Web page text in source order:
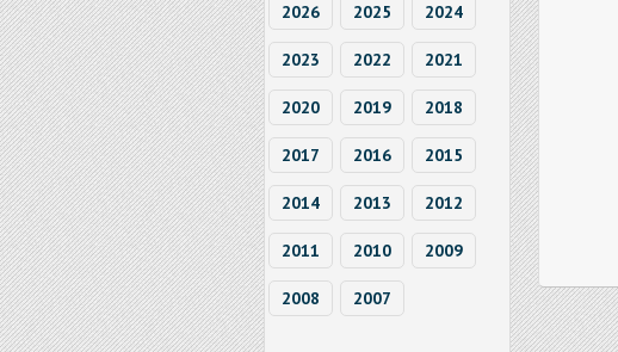
2026
2025 2024
2023 2022 2021
2020 2019 2018
2017 2016 2015
2014 2013 2012
2011 2010 2009
2008 2007